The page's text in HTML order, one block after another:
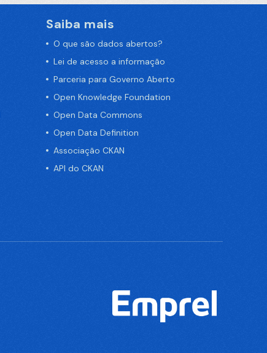
Saiba mais
O que são dados abertos?
Lei de acesso a informação
Parceria para Governo Aberto
Open Knowledge Foundation
Open Data Commons
Open Data Definition
Associação CKAN
API do CKAN